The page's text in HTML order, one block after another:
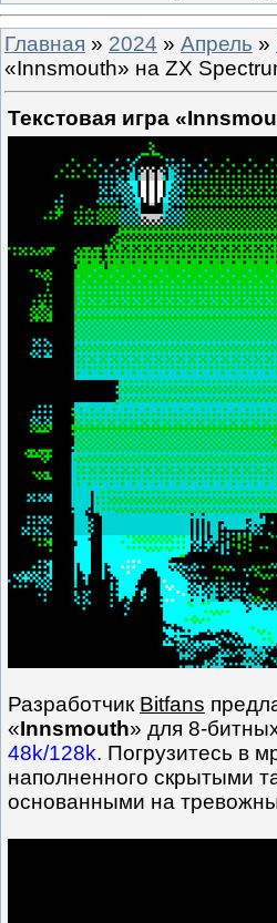
Главная » 2024 » Апрель »
«Innsmouth» на ZX
Текстовая игра
Разработчик Bitfans
«Innsmouth» для 8-
48k/128k. Погрузитесь в
наполненного скрытыми
основанными на